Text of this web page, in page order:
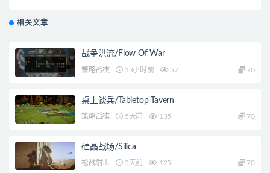
相关文章
战争洪流/Flow Of War
策略战棋 13小时前 57 70
桌上谈兵/Tabletop Tavern
策略战棋 5天前 135 70
硅晶战场/Silica
枪战射击 5天前 125 70